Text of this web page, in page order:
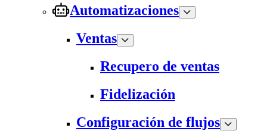
Automatizaciones
Ventas
Recupero de ventas
Fidelización
Configuración de flujos